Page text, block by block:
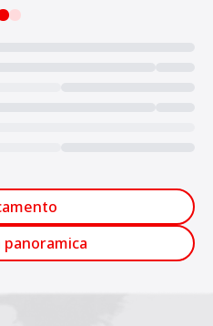
panoramica